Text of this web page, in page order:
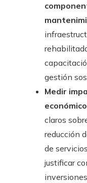
gestión
Medir
claros
reducción
de
justificar